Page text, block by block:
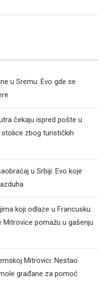
u Sremu: Evo gde se
čekaju ispred pošte u
zbog turističkih
u Srbiji: Evo koje
koji odlaze u Francusku:
pomažu u gašenju
Mitrovici: Nestao
građane za pomoć